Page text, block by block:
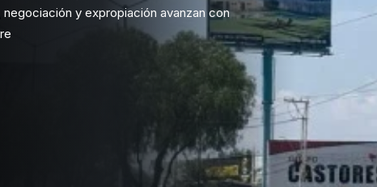
y expropiación avanzan con